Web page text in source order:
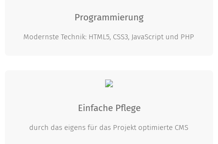
Programmierung
Modernste Technik: HTML5, CSS3, JavaScript und PHP
Einfache Pflege
durch das eigens für das Projekt optimierte CMS